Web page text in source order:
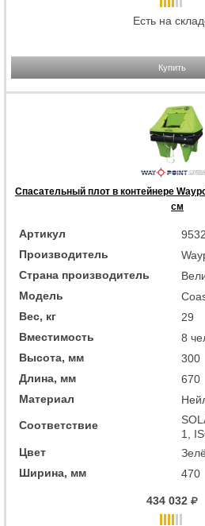
Есть на
Купить
Спасательный плот в контейнере
см
Артикул
Производитель
Страна производитель
Модель
Вес, кг
29
Вместимость
8
Высота, мм
300
Длина, мм
670
Материал
Соответствие
1,
Цвет
Ширина, мм
470
434 032